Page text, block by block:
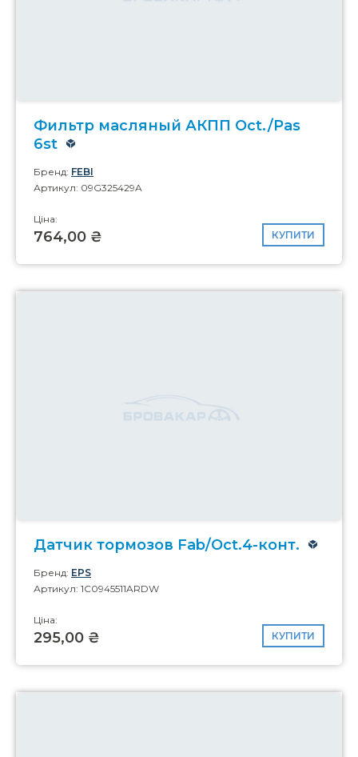
Фильтр масляный АКПП Oct./Pas
6st
Бренд: FEBI
Артикул: 09G325429A
Ціна:
764,00 ₴ КУПИТИ
Датчик тормозов Fab/Oct.4-конт.
Бренд: EPS
Артикул: 1C0945511ARDW
Ціна:
295,00 ₴ КУПИТИ